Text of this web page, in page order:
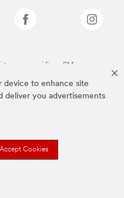
device to enhance site
deliver you advertisements
Accept Cookies
towarowymi firmy 3M.